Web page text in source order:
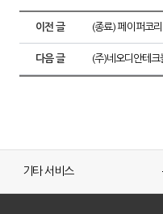
이전 글 (종료) 페이퍼코
다음 글 (주)네오디안테
기타 서비스